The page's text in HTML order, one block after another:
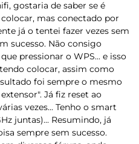
gostaria de saber se é
mas conectado por
já o tentei fazer vezes sem
sucesso. Não consigo
pressionar o WPS... e isso
colocar, assim como
foi sempre o mesmo
Já fiz reset ao
vezes... Tenho o smart
juntas)... Resumindo, já
sempre sem sucesso.